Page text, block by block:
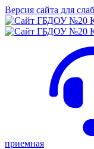
Версия сайта для
приемная